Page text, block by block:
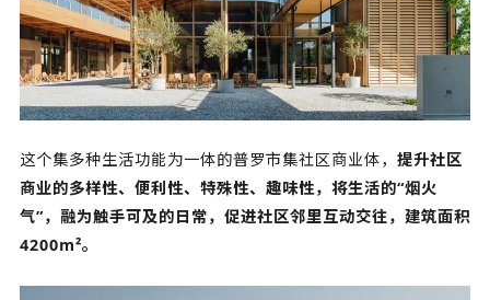
这个集多种生活功能为一体的普罗市集社区商业体， 提升社区
商业的多样性、便利性、特殊性、趣味性，将生活的“烟火
气”，融为触手可及的日常，促进社区邻里互动交往，建筑面积
4200m²。